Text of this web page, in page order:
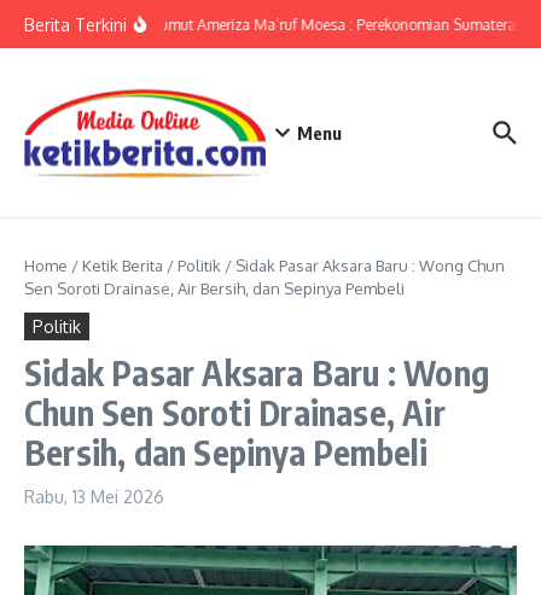
Berita TerkiniKPwBI Sumut Ameriza Ma’ruf Moesa : Perekonomian Sumatera
Menu
Home / Ketik Berita / Politik / Sidak Pasar Aksara Baru : Wong Chun
Sen Soroti Drainase, Air Bersih, dan Sepinya Pembeli
Politik
Sidak Pasar Aksara Baru : Wong
Chun Sen Soroti Drainase, Air
Bersih, dan Sepinya Pembeli
Rabu, 13 Mei 2026